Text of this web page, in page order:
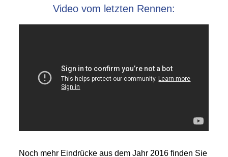
Video vom letzten Rennen:
Noch mehr Eindrücke aus dem Jahr 2016 finden Sie